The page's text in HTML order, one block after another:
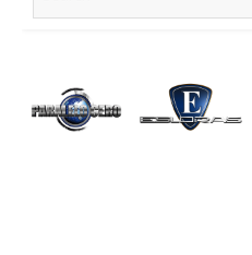
for: